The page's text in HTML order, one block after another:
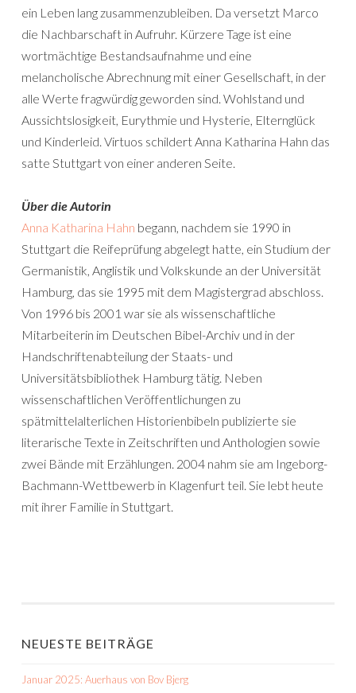
ein Leben lang zusammenzubleiben. Da versetzt Marco
die Nachbarschaft in Aufruhr. Kürzere Tage ist eine
wortmächtige Bestandsaufnahme und eine
melancholische Abrechnung mit einer Gesellschaft, in der
alle Werte fragwürdig geworden sind. Wohlstand und
Aussichtslosigkeit, Eurythmie und Hysterie, Elternglück
und Kinderleid. Virtuos schildert Anna Katharina Hahn das
satte Stuttgart von einer anderen Seite.
Über die Autorin
Anna Katharina Hahn begann, nachdem sie 1990 in
Stuttgart die Reifeprüfung abgelegt hatte, ein Studium der
Germanistik, Anglistik und Volkskunde an der Universität
Hamburg, das sie 1995 mit dem Magistergrad abschloss.
Von 1996 bis 2001 war sie als wissenschaftliche
Mitarbeiterin im Deutschen Bibel-Archiv und in der
Handschriftenabteilung der Staats- und
Universitätsbibliothek Hamburg tätig. Neben
wissenschaftlichen Veröffentlichungen zu
spätmittelalterlichen Historienbibeln publizierte sie
literarische Texte in Zeitschriften und Anthologien sowie
zwei Bände mit Erzählungen. 2004 nahm sie am Ingeborg-
Bachmann-Wettbewerb in Klagenfurt teil. Sie lebt heute
mit ihrer Familie in Stuttgart.
NEUESTE BEITRÄGE
Januar 2025: Auerhaus von Bov Bjerg